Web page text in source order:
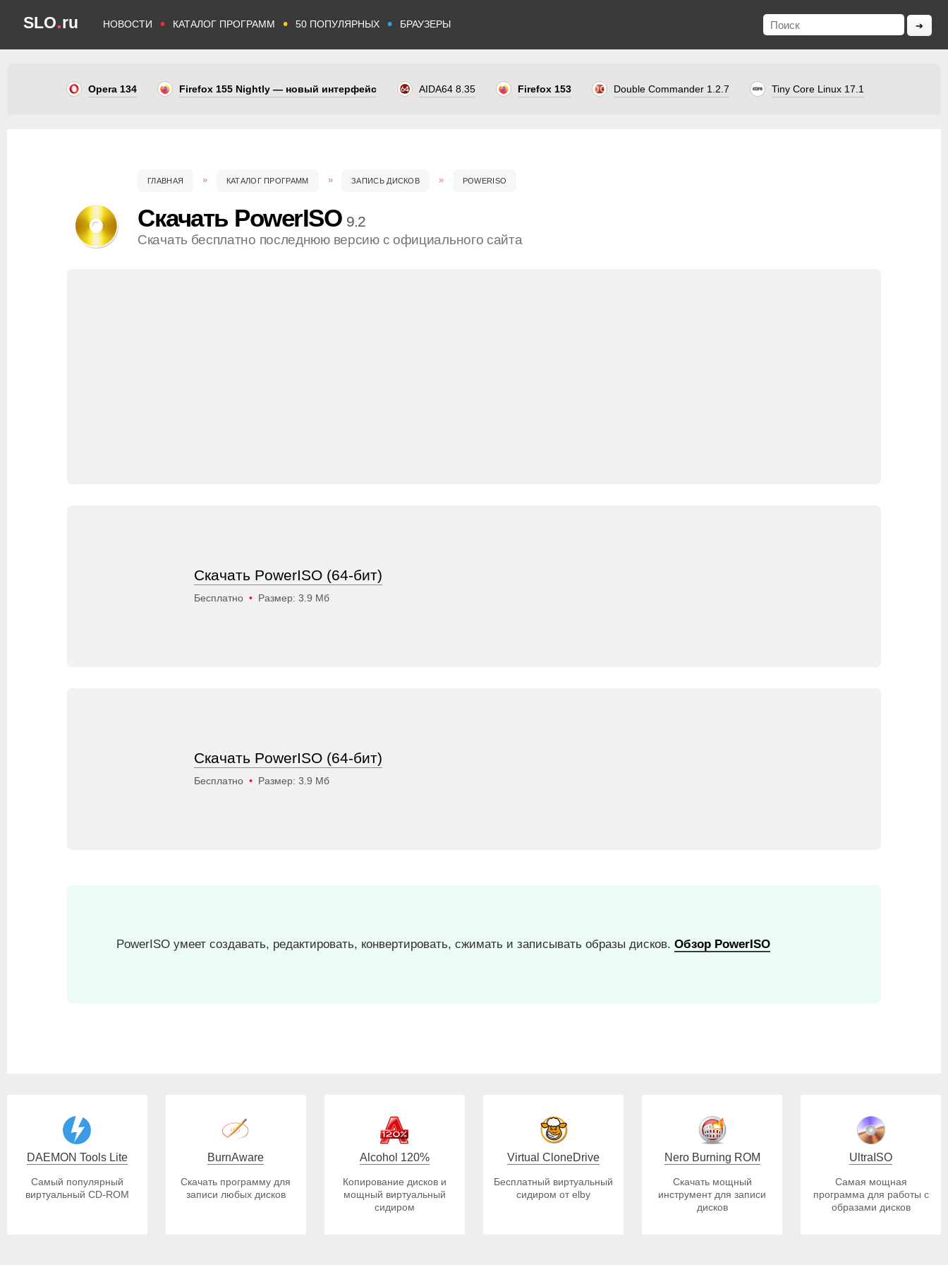
SLO.ru НОВОСТИ • КАТАЛОГ ПРОГРАММ • 50 ПОПУЛЯРНЫХ • БРАУЗЕРЫ
Opera 134 Firefox 155 Nightly — новый интерфейс AIDA64 8.35 Firefox 153 Double Commander 1.2.7 Tiny Core Linux 17.1
ГЛАВНАЯ КАТАЛОГ ПРОГРАММ ЗАПИСЬ ДИСКОВ POWERISO
Скачать PowerISO 9.2
Скачать бесплатно последнюю версию с официального сайта
Скачать PowerISO (64-бит)
Бесплатно • Размер: 3.9 Мб
Скачать PowerISO (64-бит)
Бесплатно • Размер: 3.9 Мб
PowerISO умеет создавать, редактировать, конвертировать, сжимать и записывать образы дисков. Обзор PowerISO
DAEMON Tools Lite
Самый популярный
виртуальный CD-ROM
BurnAware
Скачать программу для
записи любых дисков
Alcohol 120%
Копирование дисков и
мощный виртуальный
сидиром
Virtual CloneDrive
Бесплатный виртуальный
сидиром от elby
Nero Burning ROM
Скачать мощный
инструмент для записи
дисков
UltraISO
Самая мощная
программа для работы с
образами дисков